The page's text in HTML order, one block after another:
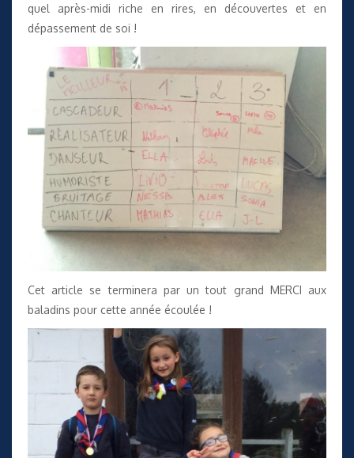
quel après-midi riche en rires, en découvertes et en
dépassement de soi !
Cet article se terminera par un tout grand MERCI aux
baladins pour cette année écoulée !